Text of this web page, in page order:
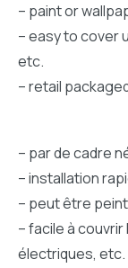
– paint or
– easy to cover
etc.
– retail
– par de cadre
– installation
– peut être
– facile à
électriques, etc.